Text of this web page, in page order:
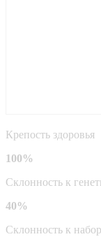
Крепость здоровья
100%
Склонность к
40%
Склонность к